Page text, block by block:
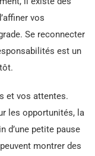
vos
Se reconnecter
est un
et vos attentes.
les opportunités, la
d’une petite pause
montrer des